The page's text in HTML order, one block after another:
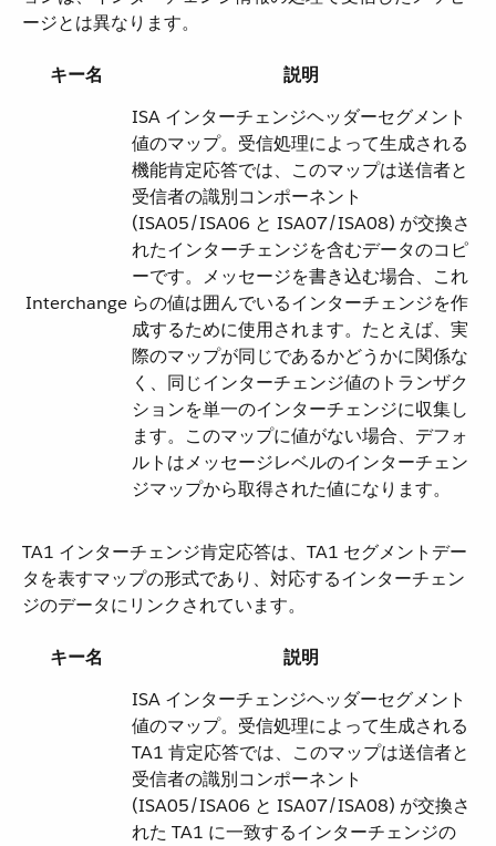
ージとは異なります。
キー名 説明
Interchange
ISA インターチェンジヘッダーセグメント
値のマップ。受信処理によって生成される
機能肯定応答では、このマップは送信者と
受信者の識別コンポーネント
(ISA05/ISA06 と ISA07/ISA08) が交換さ
れたインターチェンジを含むデータのコピ
ーです。メッセージを書き込む場合、これ
らの値は囲んでいるインターチェンジを作
成するために使用されます。たとえば、実
際のマップが同じであるかどうかに関係な
く、同じインターチェンジ値のトランザク
ションを単一のインターチェンジに収集し
ます。このマップに値がない場合、デフォ
ルトはメッセージレベルのインターチェン
ジマップから取得された値になります。
TA1 インターチェンジ肯定応答は、TA1 セグメントデー
タを表すマップの形式であり、対応するインターチェン
ジのデータにリンクされています。
キー名 説明
ISA インターチェンジヘッダーセグメント
値のマップ。受信処理によって生成される
TA1 肯定応答では、このマップは送信者と
受信者の識別コンポーネント
(ISA05/ISA06 と ISA07/ISA08) が交換さ
れた TA1 に一致するインターチェンジの